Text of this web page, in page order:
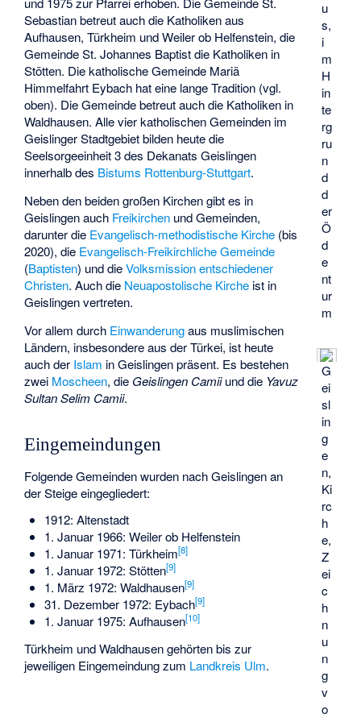
u
s,
i
m
H
in
te
rg
ru
n
d
d
er
Ö
d
e
nt
ur
m
G
ei
sl
in
g
e
n,
Ki
rc
h
e,
Z
ei
c
h
n
u
n
g
v
o
Sebastian betreut auch die Katholiken aus
Aufhausen, Türkheim und Weiler ob Helfenstein, die
Gemeinde St. Johannes Baptist die Katholiken in
Stötten. Die katholische Gemeinde Mariä
Himmelfahrt Eybach hat eine lange Tradition (vgl.
oben). Die Gemeinde betreut auch die Katholiken in
Waldhausen. Alle vier katholischen Gemeinden im
Geislinger Stadtgebiet bilden heute die
Seelsorgeeinheit 3 des Dekanats Geislingen
innerhalb des Bistums Rottenburg-Stuttgart.
Neben den beiden großen Kirchen gibt es in
Geislingen auch Freikirchen und Gemeinden,
darunter die Evangelisch-methodistische Kirche (bis
2020), die Evangelisch-Freikirchliche Gemeinde
(Baptisten) und dieVolksmission entschiedener
Christen. Auch die Neuapostolische Kirche ist in
Geislingen vertreten.
Vor allem durch Einwanderungaus muslimischen
Ländern, insbesondere aus der Türkei, ist heute
auch der Islam in Geislingen präsent. Es bestehen
zwei Moscheen, die Geislingen Camiiund die Yavuz
Sultan Selim Camii.
Eingemeindungen
Folgende Gemeinden wurden nach Geislingen an
der Steige eingegliedert:
1912: Altenstadt
1. Januar 1966: Weiler ob Helfenstein
1. Januar 1971: Türkheim[8]
1. Januar 1972: Stötten[9]
1. März 1972: Waldhausen[9]
31. Dezember 1972: Eybach[9]
1. Januar 1975: Aufhausen[10]
Türkheim und Waldhausen gehörten bis zur
jeweiligen Eingemeindung zum Landkreis Ulm.